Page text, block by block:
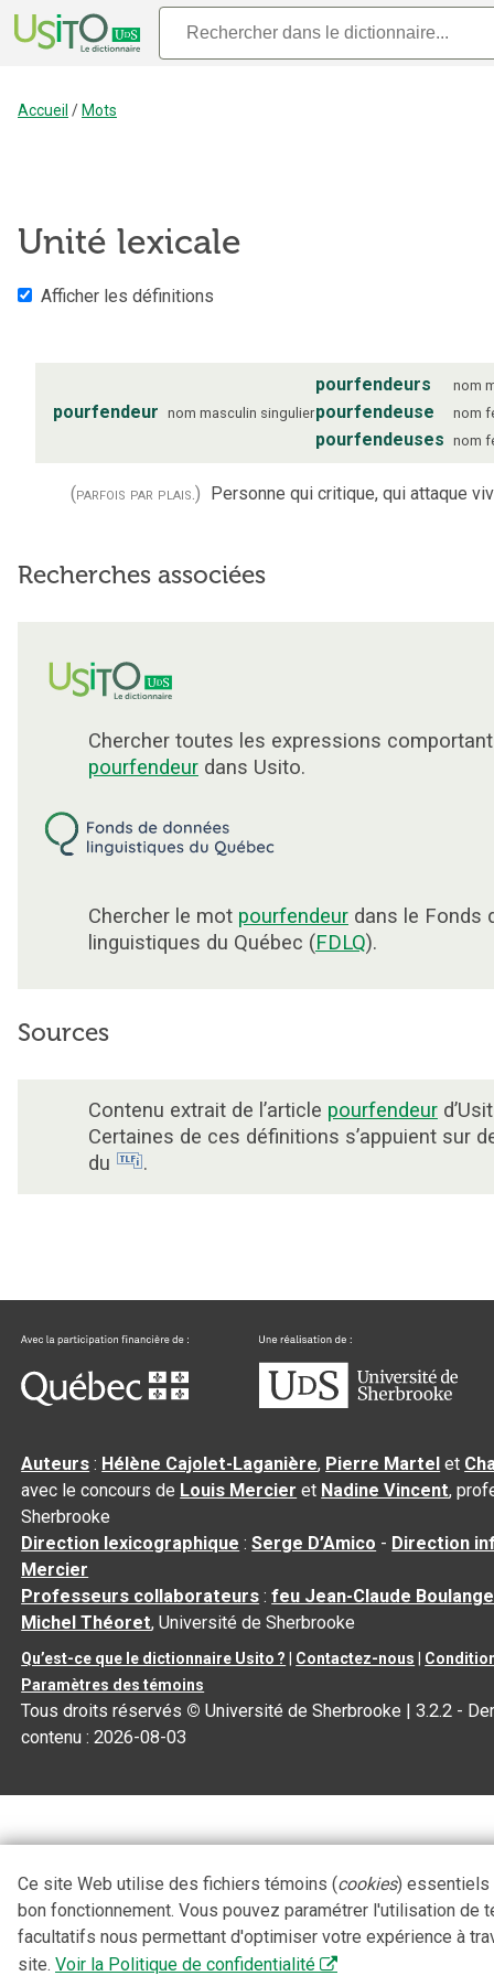
Accueil / Mots
Unité lexicale
Afficher les définitions
pourfendeur nom masculin singulier
pourfendeurs nom
pourfendeuse nom
pourfendeuses nom
(parfois par plais.) Personne qui critique, qui attaque
Recherches associées
Chercher toutes les expressions
pourfendeur dans Usito.
Chercher le mot pourfendeur dans le Fonds
linguistiques du Québec (FDLQ).
Sources
Contenu extrait de l’article pourfendeur
Certaines de ces définitions s’appuient sur
du
.
Auteurs : Hélène Cajolet-Laganière, Pierre Martel et
avec le concours de Louis Mercier et Nadine Vincent,
Sherbrooke
Direction lexicographique :Serge D’Amico - Direction
Mercier
Professeurs collaborateurs :feu Jean-Claude
Michel Théoret, Université de Sherbrooke
Qu’est-ce que le dictionnaire Usito ? Contactez-nous
Paramètres des témoins
Tous droits réservés © Université de Sherbrooke |3.2.2 -
contenu :2026-08-03
Ce site Web utilise des fichiers témoins (cookies) essentiels
bon fonctionnement. Vous pouvez paramétrer l'utilisation de
facultatifs nous permettant d'optimiser votre expérience à
site. Voir la Politique de confidentialité